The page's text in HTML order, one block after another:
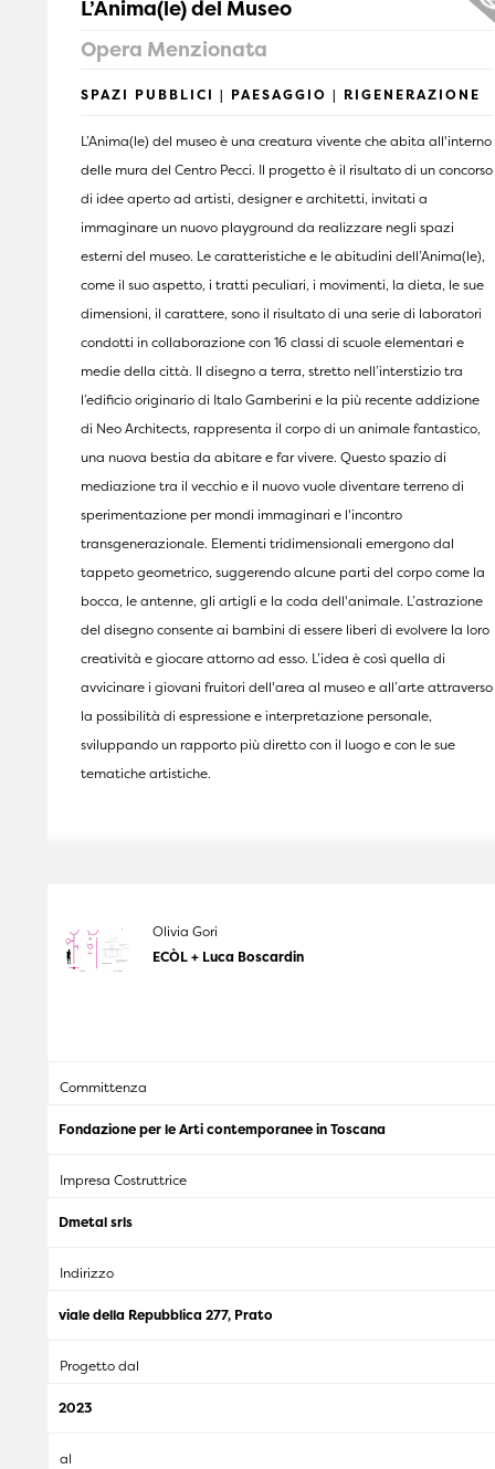
L’Anima(le) del Museo
Opera Menzionata
SPAZI PUBBLICI | PAESAGGIO | RIGENERAZIONE
L’Anima(le) del museo è una creatura vivente che abita all'interno
delle mura del Centro Pecci. Il progetto è il risultato di un concorso
di idee aperto ad artisti, designer e architetti, invitati a
immaginare un nuovo playground da realizzare negli spazi
esterni del museo. Le caratteristiche e le abitudini dell’Anima(le),
come il suo aspetto, i tratti peculiari, i movimenti, la dieta, le sue
dimensioni, il carattere, sono il risultato di una serie di laboratori
condotti in collaborazione con 16 classi di scuole elementari e
medie della città. Il disegno a terra, stretto nell’interstizio tra
l’edificio originario di Italo Gamberini e la più recente addizione
di Neo Architects, rappresenta il corpo di un animale fantastico,
una nuova bestia da abitare e far vivere. Questo spazio di
mediazione tra il vecchio e il nuovo vuole diventare terreno di
sperimentazione per mondi immaginari e l'incontro
transgenerazionale. Elementi tridimensionali emergono dal
tappeto geometrico, suggerendo alcune parti del corpo come la
bocca, le antenne, gli artigli e la coda dell'animale. L’astrazione
del disegno consente ai bambini di essere liberi di evolvere la loro
creatività e giocare attorno ad esso. L’idea è così quella di
avvicinare i giovani fruitori dell'area al museo e all’arte attraverso
la possibilità di espressione e interpretazione personale,
sviluppando un rapporto più diretto con il luogo e con le sue
tematiche artistiche.
Olivia Gori
ECÒL + Luca Boscardin
Committenza
Fondazione per le Arti contemporanee in Toscana
Impresa Costruttrice
Dmetal srls
Indirizzo
viale della Repubblica 277, Prato
Progetto dal
2023
al